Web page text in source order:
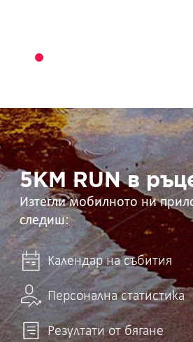
5KM
RUN
в
ръцете
ти 5KM RUN в
Изтегли мобилното ни
следиш:
Календар на събития
Персонална статистика
Резултати от бягане